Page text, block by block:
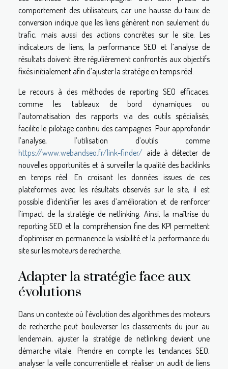
comportement des utilisateurs, car une hausse du taux de
conversion indique que les liens génèrent non seulement du
trafic, mais aussi des actions concrètes sur le site. Les
indicateurs de liens, la performance SEO et l’analyse de
résultats doivent être régulièrement confrontés aux objectifs
fixés initialement afin d’ajuster la stratégie en temps réel.
Le recours à des méthodes de reporting SEO efficaces,
comme les tableaux de bord dynamiques ou
l’automatisation des rapports via des outils spécialisés,
facilite le pilotage continu des campagnes. Pour approfondir
l’analyse, l’utilisation d’outils comme
https://www.webandseo.fr/link-finder/ aide à détecter de
nouvelles opportunités et à surveiller la qualité des backlinks
en temps réel. En croisant les données issues de ces
plateformes avec les résultats observés sur le site, il est
possible d’identifier les axes d’amélioration et de renforcer
l’impact de la stratégie de netlinking. Ainsi, la maîtrise du
reporting SEO et la compréhension fine des KPI permettent
d’optimiser en permanence la visibilité et la performance du
site sur les moteurs de recherche.
Adapter la stratégie face aux
évolutions
Dans un contexte où l’évolution des algorithmes des moteurs
de recherche peut bouleverser les classements du jour au
lendemain, ajuster la stratégie de netlinking devient une
démarche vitale. Prendre en compte les tendances SEO,
analyser la veille concurrentielle et réaliser un audit de liens